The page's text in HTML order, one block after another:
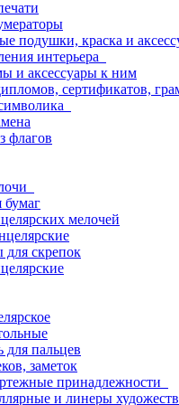
подушки, краска и
интерьера
и аксессуары к ним
сертификатов,
флагов
мелочей
для скрепок
для пальцев
заметок
принадлежности
и линеры